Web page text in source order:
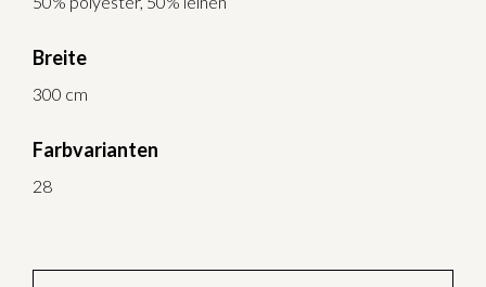
Breite
300 cm
Farbvarianten
28